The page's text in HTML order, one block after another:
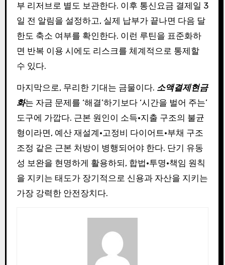
부 리저브로 별도 보관한다. 이후 통신요금 결제일 3
일 전 알림을 설정하고, 실제 납부가 끝나면 다음 달
한도 축소 여부를 확인한다. 이런 루틴을 표준화하
면 반복 이용 시에도 리스크를 체계적으로 통제할
수 있다.
마지막으로, 무리한 기대는 금물이다. 소액결제현금
화는 자금 문제를 ‘해결’하기보다 ‘시간을 벌어 주는’
도구에 가깝다. 근본 원인이 소득·지출 구조의 불균
형이라면, 예산 재설계·고정비 다이어트·부채 구조
조정 같은 근본 처방이 병행되어야 한다. 단기 유동
성 보완을 현명하게 활용하되, 합법·투명·책임 원칙
을 지키는 태도가 장기적으로 신용과 자산을 지키는
가장 강력한 안전장치다.